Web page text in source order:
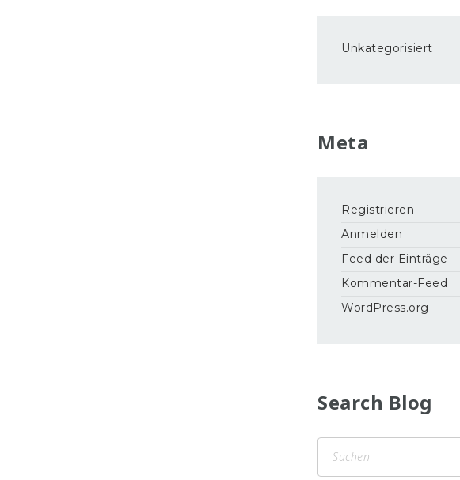
Unkategorisiert
Meta
Registrieren
Anmelden
Feed der Einträge
Kommentar-Feed
WordPress.org
Search Blog